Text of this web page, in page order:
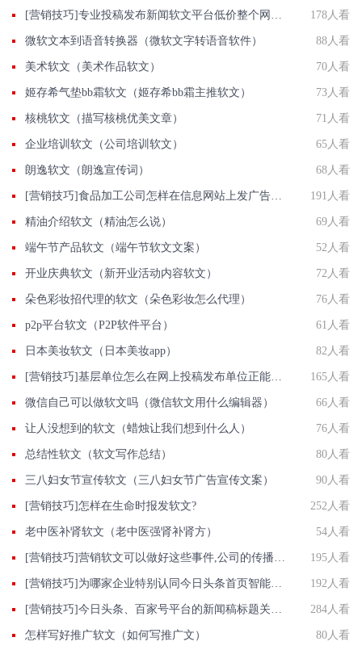
178人看
微软文本到语音转换器（微软文字转语音软件） 88人看
美术软文（美术作品软文） 70人看
姬存希气垫bb霜软文（姬存希bb霜主推软文） 73人看
核桃软文（描写核桃优美文章） 71人看
企业培训软文（公司培训软文） 65人看
朗逸软文（朗逸宣传词） 68人看
191人看
精油介绍软文（精油怎么说） 69人看
端午节产品软文（端午节软文文案） 52人看
开业庆典软文（新开业活动内容软文） 72人看
朵色彩妆招代理的软文（朵色彩妆怎么代理） 76人看
p2p平台软文（P2P软件平台） 61人看
日本美妆软文（日本美妆app） 82人看
165人看
微信自己可以做软文吗（微信软文用什么编辑器） 66人看
让人没想到的软文（蜡烛让我们想到什么人） 76人看
总结性软文（软文写作总结） 80人看
三八妇女节宣传软文（三八妇女节广告宣传文案） 90人看
[营销技巧]怎样在生命时报发软文? 252人看
老中医补肾软文（老中医强肾补肾方） 54人看
195人看
192人看
284人看
怎样写好推广软文（如何写推广文） 80人看